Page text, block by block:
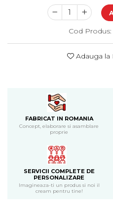
Cadouri pentru bunici
Cod Produs:
Adauga la
FABRICAT IN ROMANIA
Concept, elaborare si asamblare
proprie
SERVICII COMPLETE DE
PERSONALIZARE
Imagineaza-ti un produs si noi il
cream pentru tine!